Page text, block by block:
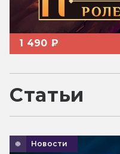
1 490 ₽
Статьи
Новости